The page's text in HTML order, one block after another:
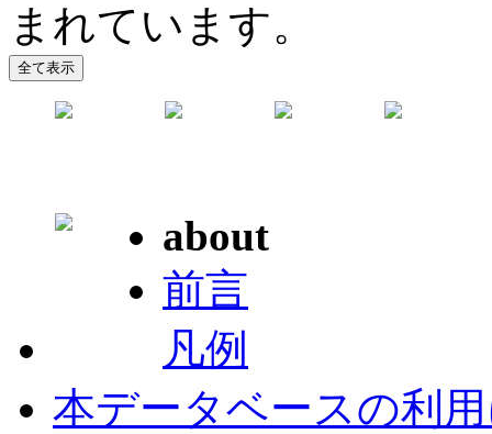
まれています。
about
前言
凡例
本データベースの利